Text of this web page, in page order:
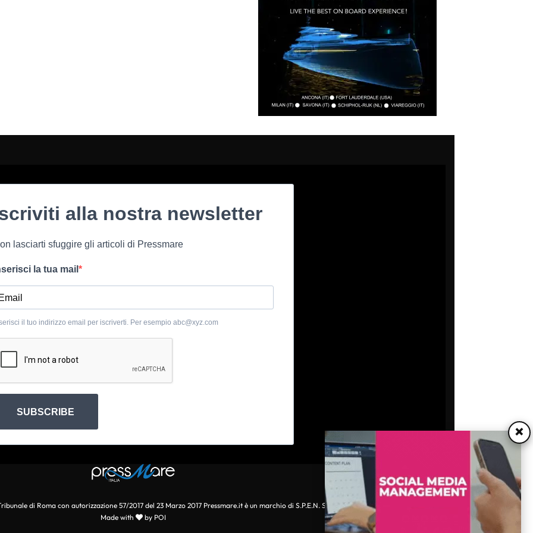
×
alla nostra newsletter
lasciarti sfuggire gli articoli di Pressmare
la tua mail
il tuo indirizzo email per iscriverti. Per esempio abc@xyz.com
SUBSCRIBE
di Roma con autorizzazione 57/2017 del 23 Marzo 2017 Pressmare.it è un marchio di S.P.E.N. Srl - P.IVA 06511641000
Made with
by POI